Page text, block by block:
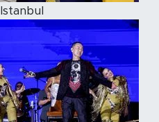
Istanbul